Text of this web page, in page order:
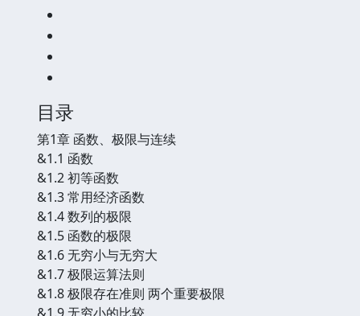
目录
第1章 函数、极限与连续
&1.1 函数
&1.2 初等函数
&1.3 常用经济函数
&1.4 数列的极限
&1.5 函数的极限
&1.6 无穷小与无穷大
&1.7 极限运算法则
&1.8 极限存在准则 两个重要极限